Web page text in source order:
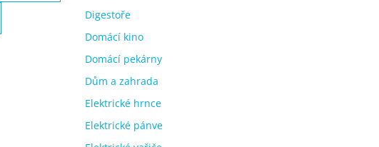
Digestoře
Domácí kino
Domácí pekárny
Dům a zahrada
Elektrické hrnce
Elektrické pánve